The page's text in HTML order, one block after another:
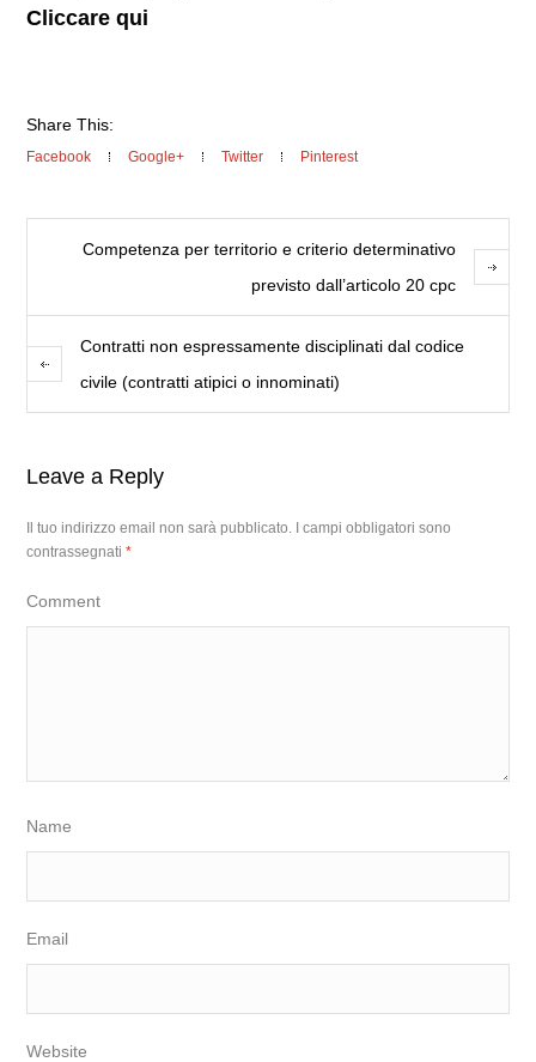
Cliccare qui
Share This:
Facebook Google+ Twitter Pinterest
Competenza per territorio e criterio determinativo
previsto dall’articolo 20 cpc
Contratti non espressamente disciplinati dal codice
civile (contratti atipici o innominati)
Leave a Reply
Il tuo indirizzo email non sarà pubblicato.
I campi obbligatori sono
contrassegnati*
Comment
Name
Email
Website